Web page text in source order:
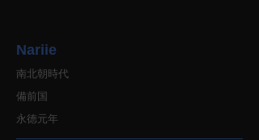
Nariie
南北朝時代
備前国
永徳元年